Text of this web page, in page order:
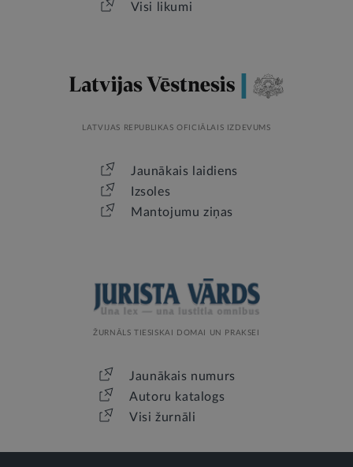
Visi likumi
LATVIJAS REPUBLIKAS OFICIĀLAIS IZDEVUMS
Jaunākais laidiens
Izsoles
Mantojumu ziņas
ŽURNĀLS TIESISKAI DOMAI UN PRAKSEI
Jaunākais numurs
Autoru katalogs
Visi žurnāli